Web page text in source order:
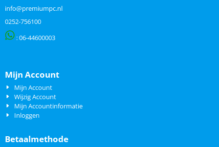
info@premiumpc.nl
0252-756100
: 06-44600003
Mijn Account
Mijn Account
Wijzig Account
Mijn Accountinformatie
Inloggen
Betaalmethode